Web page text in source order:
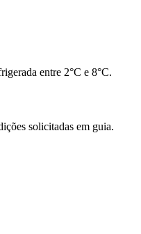
entre 2°C e 8°C.
solicitadas em guia.